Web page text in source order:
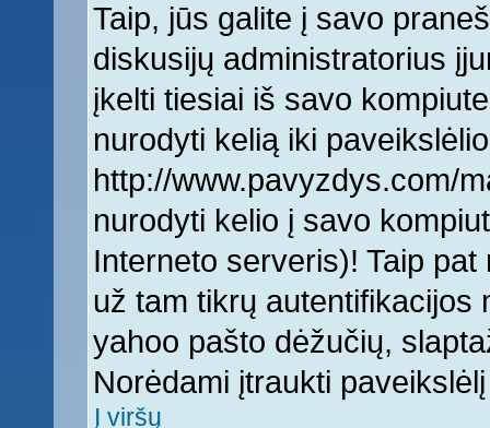
Taip, jūs galite į savo
diskusijų administratorius
įkelti tiesiai iš savo
nurodyti kelią iki
http://www.pavyzdys.com/
nurodyti kelio į savo
Interneto serveris)! Taip
už tam tikrų autentifikacijos
yahoo pašto dėžučių,
Norėdami įtraukti
Į viršų